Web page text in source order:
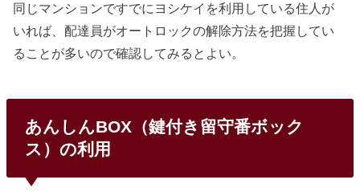
同じマンションですでにヨシケイを利用している住人が
いれば、配達員がオートロックの解除方法を把握してい
ることが多いので確認してみるとよい。
あんしんBOX（鍵付き留守番ボック
ス）の利用